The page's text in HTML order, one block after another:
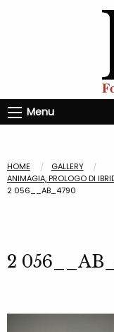
Menu
HOME
GALLERY
ANIMAGIA, PROLOGO DI
2 056__AB_4790
2